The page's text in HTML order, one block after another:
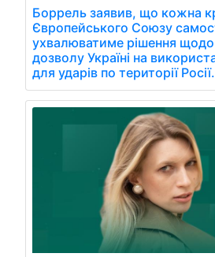
Боррель заявив, що кожна
Європейського Союзу
ухвалюватиме рішення щодо
дозволу Україні на
для ударів по території Росії.